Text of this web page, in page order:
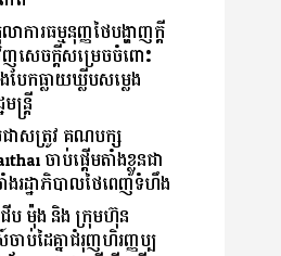
ាការធម្មនុញ្ញថៃបង្ហាញក្ដី
វិញសេចក្ដីសម្រេចចំពោះ
កធ្លាយឃ្លីបសម្លេង
ន្ត្រី
ជាសត្រូវ គណបក្ស
ចាប់ផ្ដើមតាំងខ្លួនជា
ងរដ្ឋាភិបាលថៃពេញទំហឹង
ជីប ម៉ុង និង ក្រុមហ៊ុន
ចាប់ដៃគ្នាជំរុញហិរញ្ញប្ប